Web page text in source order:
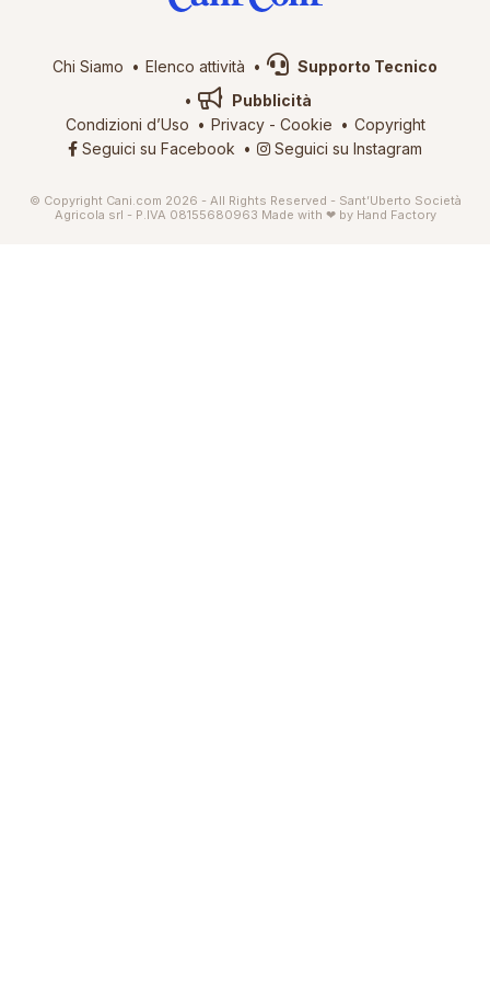
Chi Siamo Elenco attività
Supporto Tecnico
Pubblicità
Condizioni d’Uso
Privacy- Cookie
Copyright
Seguici su Facebook
Seguici su Instagram
© Copyright Cani.com 2026 - All Rights Reserved - Sant’Uberto Società
Agricola srl - P.IVA 08155680963 Made with ❤ by Hand Factory